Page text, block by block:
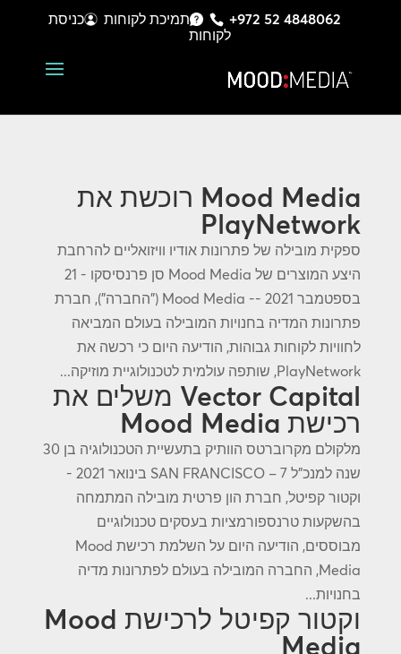
+972 52 4848062 תמיכת לקוחות
כניסת
לקוחות
Mood Media רוכשת את
PlayNetwork
ספקית מובילה של פתרונות אודיו וויזואליים להרחבת
היצע המוצרים של Mood Media סן פרנסיסקו - 21
בספטמבר 2021 -- Mood Media ("החברה"), חברת
פתרונות המדיה בחנויות המובילה בעולם המביאה
לחוויות לקוחות גבוהות, הודיעה היום כי רכשה את
PlayNetwork, שותפה עולמית לטכנולוגיית מוזיקה...
Vector Capital משלים את
רכישת Mood Media
מלקולם מקרוברטס הוותיק בתעשיית הטכנולוגיה בן 30
שנה למנכ"ל SAN FRANCISCO – 7 בינואר 2021 -
וקטור קפיטל, חברת הון פרטית מובילה המתמחה
בהשקעות טרנספורמציות בעסקים טכנולוגיים
מבוססים, הודיעה היום על השלמת רכישת Mood
Media, החברה המובילה בעולם לפתרונות מדיה
בחנויות...
וקטור קפיטל לרכישת Mood
Media